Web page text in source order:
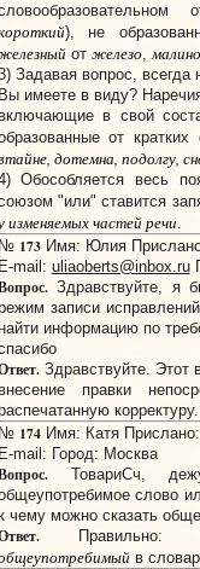
), не
от железо,
Задавая вопрос,
Вы имеете в виду?
включающие в свой
от
дотемна, подолгу,
Обособляется весь
"или" ставится
изменяемых частей речи.
№ 173Имя: Юлия
E-mail: uliaoberts@inbox.ru
Здравствуйте, я
записи
найти информацию по
Здравствуйте. Этот
внесение правки
корректуру.
№ 174Имя: Катя Прислано:
E-mail: Город: Москва
ТовариСч,
слово
чему можно сказать
Правильно:
в